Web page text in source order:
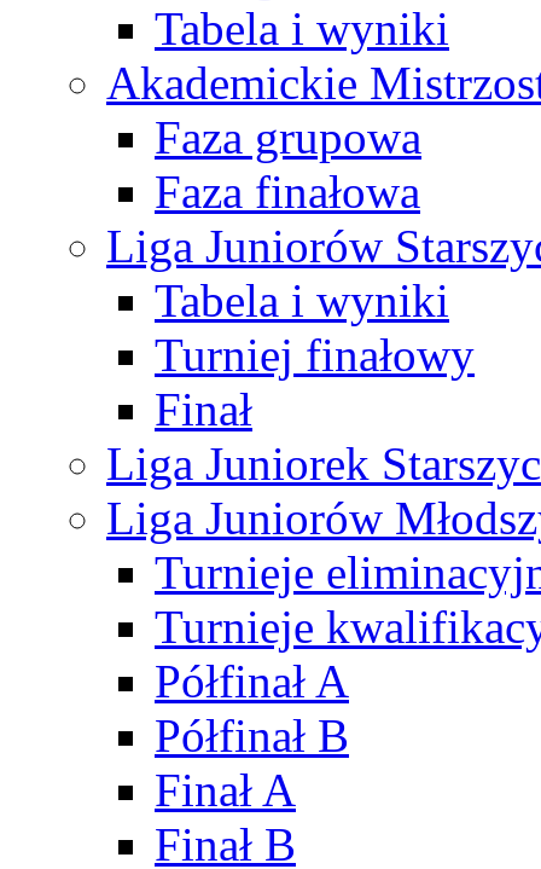
Tabela i wyniki
Akademickie
Faza grupowa
Faza finałowa
Liga Juniorów
Tabela i wyniki
Turniej finałowy
Finał
Liga Juniorek
Liga Juniorów
Turnieje
Turnieje
Półfinał A
Półfinał B
Finał A
Finał B